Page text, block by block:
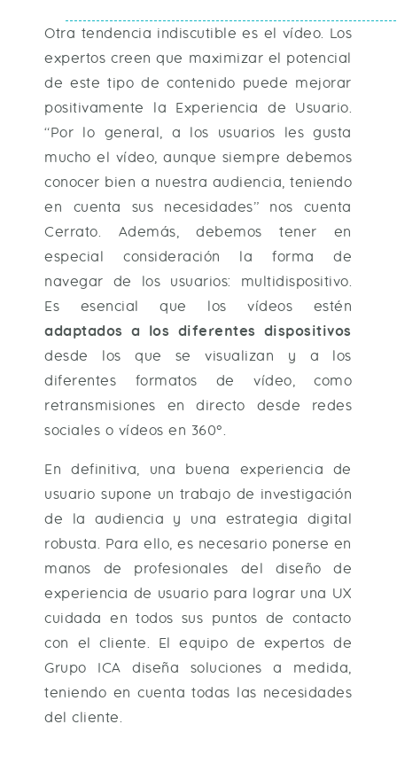
Otra tendencia indiscutible es el vídeo. Los
expertos creen que maximizar el potencial
de este tipo de contenido puede mejorar
positivamente la Experiencia de Usuario.
“Por lo general, a los usuarios les gusta
mucho el vídeo, aunque siempre debemos
conocer bien a nuestra audiencia, teniendo
en cuenta sus necesidades” nos cuenta
Cerrato. Además, debemos tener en
especial consideración la forma de
navegar de los usuarios: multidispositivo.
Es esencial que los vídeos estén
adaptados a los diferentes dispositivos
desde los que se visualizan y a los
diferentes formatos de vídeo, como
retransmisiones en directo desde redes
sociales o vídeos en 360º.
En definitiva, una buena experiencia de
usuario supone un trabajo de investigación
de la audiencia y una estrategia digital
robusta. Para ello, es necesario ponerse en
manos de profesionales del diseño de
experiencia de usuario para lograr una UX
cuidada en todos sus puntos de contacto
con el cliente. El equipo de expertos de
Grupo ICA diseña soluciones a medida,
teniendo en cuenta todas las necesidades
del cliente.